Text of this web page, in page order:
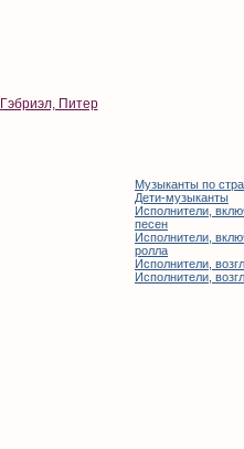
Гэбриэл, Питер
Музыканты по
Дети-музыканты
Исполнители,
песен
Исполнители,
ролла
Исполнители,
Исполнители,